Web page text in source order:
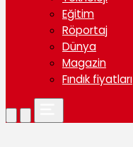
Eğitim
Röportaj
Dünya
Magazin
Fındık fiyatları